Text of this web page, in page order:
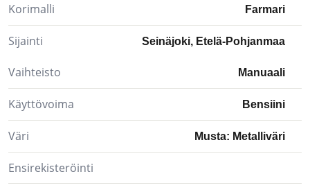
Korimalli Farmari
Sijainti Seinäjoki, Etelä-Pohjanmaa
Vaihteisto Manuaali
Käyttövoima Bensiini
Väri Musta: Metalliväri
Ensirekisteröinti